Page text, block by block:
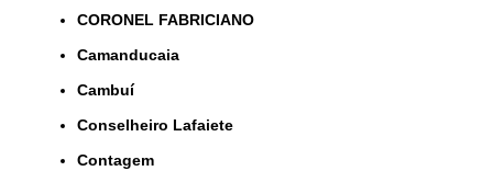
CORONEL FABRICIANO
Camanducaia
Cambuí
Conselheiro Lafaiete
Contagem